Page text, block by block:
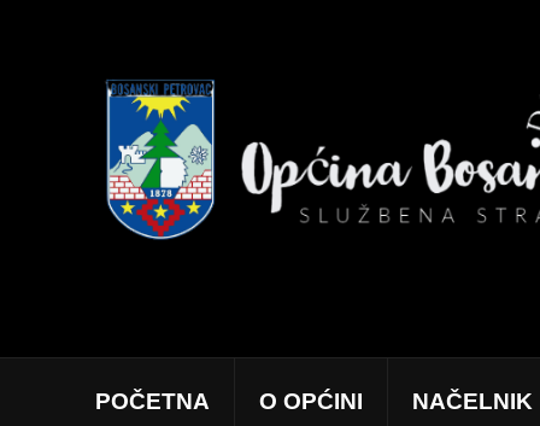
POČETNA O OPĆINI NAČELNIK